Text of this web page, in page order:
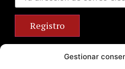
Gestionar
+34 963 672 314